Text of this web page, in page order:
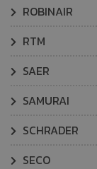
ROBINAIR
RTM
SAER
SAMURAI
SCHRADER
SECO